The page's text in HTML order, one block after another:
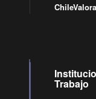
ChileValora
Trabajo